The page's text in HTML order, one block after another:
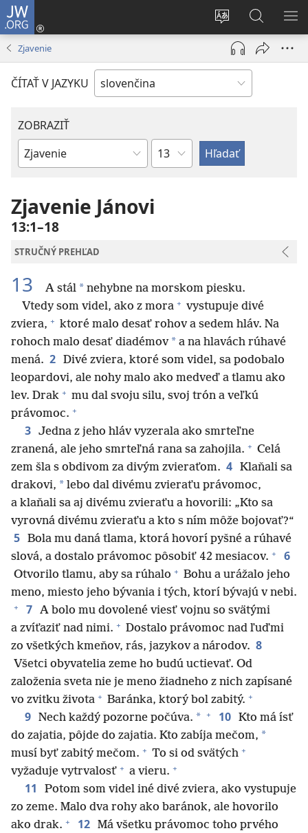
JW.ORG
Zmeniť
jazyk
stránky
Prihlásiť
sa
(otvorí
okno)
na
JW.ORG
Zjavenie
ČÍTAŤ V JAZYKU
ZOBRAZIŤ
Biblická
Kapitola
Zjavenie Jánovi
13:1–18
STRUČNÝ PREHĽAD
13 A stál * nehybne na morskom piesku.
Vtedy som videl, ako z mora + vystupuje divé
zviera, + ktoré malo desať rohov a sedem hláv. Na
rohoch malo desať diadémov * a na hlavách rúhavé
mená. 2 Divé zviera, ktoré som videl, sa podobalo
leopardovi, ale nohy malo ako medveď a tlamu ako
lev. Drak + mu dal svoju silu, svoj trón a veľkú
právomoc. +
3 Jedna z jeho hláv vyzerala ako smrteľne
zranená, ale jeho smrteľná rana sa zahojila. + Celá
zem šla s obdivom za divým zvieraťom. 4 Klaňali sa
drakovi, * lebo dal divému zvieraťu právomoc,
a klaňali sa aj divému zvieraťu a hovorili: „Kto sa
vyrovná divému zvieraťu a kto s ním môže bojovať?“
5 Bola mu daná tlama, ktorá hovorí pyšné a rúhavé
slová, a dostalo právomoc pôsobiť 42 mesiacov. + 6
Otvorilo tlamu, aby sa rúhalo + Bohu a urážalo jeho
meno, miesto jeho bývania i tých, ktorí bývajú v nebi.
+ 7 A bolo mu dovolené viesť vojnu so svätými
a zvíťaziť nad nimi. + Dostalo právomoc nad ľuďmi
zo všetkých kmeňov, rás, jazykov a národov. 8
Všetci obyvatelia zeme ho budú uctievať. Od
založenia sveta nie je meno žiadneho z nich zapísané
vo zvitku života + Baránka, ktorý bol zabitý. +
9 Nech každý pozorne počúva. * + 10 Kto má ísť
do zajatia, pôjde do zajatia. Kto zabíja mečom, *
musí byť zabitý mečom. + To si od svätých +
vyžaduje vytrvalosť + a vieru. +
11
Potom som videl iné divé zviera, ako vystupuje
zo zeme. Malo dva rohy ako baránok, ale hovorilo
ako drak. + 12 Má všetku právomoc toho prvého